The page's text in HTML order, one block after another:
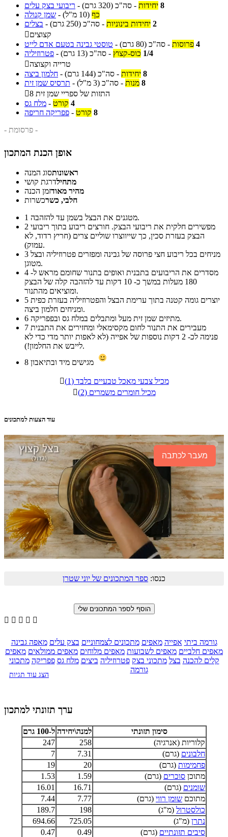
ריבועי בצק עלים - 8 יחידות - סה"כ (320 גרם)
שמן קנולה - כף (10 מ"ל)
בצלים - 2 יחידות בינוניות - סה"כ (250 גרם)
קצוצים
טוסטי גבינה בטעם אדם לייט - 4 פרוסות - סה"כ (80 גרם)
פטרוזיליה - 1/4 כוס-קצוץ - סה"כ (13 גרם)
טרייה וקצוצה
חלמון ביצה - 8 יחידות - סה"כ (144 גרם)
תרסיס שמן זית - 8 מנות - סה"כ (3 מ"ל)

8 התזות של ספריי שמן זית
מלח גס - 4 קורט
פפריקה חריפה - 8 קורט
- פרסומת -
אופן הכנת המתכון
ראשונותסוג המנה
מתחילדרגת קושי
מהיר מאודזמן הכנה
חלבי, כשרכשרות
1
מטגנים את הבצל בשמן עד להזהבה.
2
הבצק בעזרת סכין, כך שייווצרו שוליים צרים (חריץ רדוד, לא
עמוק).
3
מטוגן.
4
180 מעלות במשך כ- 10 דקות עד להזהבה קלה של הבצק
ומוציאים מהתנור.
5
ומניחים חלמון ביצה.
6
מתיזים שמן זית מעל ומתבלים במלח גס ובפפריקה.
7
פנימה לכ- 2 דקות נוספות של אפייה (לא לאפות יותר מדי כדי לא
לייבש את החלמון!).
8

מכיל צבעי מאכל טבעיים בלבד (1)

מכיל חומרים משמרים (2)
עוד הצעות למתכונים
מעבר לכתבה
כנסו: ספר המתכונים של יוני שטרן
    
גורמה ביתי אפייה מאפים מתכונים לצמחוניים בצק עלים מאפה גבינה
מאפים חלביים מאפים לשבועות מאפים מלוחים מאפים ממולאים מאפים
קלים להכנה בצל מתכוני בצק פטרוזיליה ביצים מלח גס פפריקה מתכוני
גורמה
הצג עוד תגיות
ערך תזונתי למתכון
סימון תזונתי למנה\יחידה ל-100 גרם
קלוריות (אנרגיה)
258
247
חלבונים (גרם) 7.31
7
פחמימות (גרם) 20
19
מתוכן סוכרים (גרם) 1.59
1.53
שומנים (גרם) 16.71
16.01
מתוכם שומן רווי (גרם) 7.77
7.44
כולסטרול (מ"ג) 198
189.7
נתרן (מ"ג) 725.05
694.66
סיבים תזונתיים (גרם) 0.49
0.47